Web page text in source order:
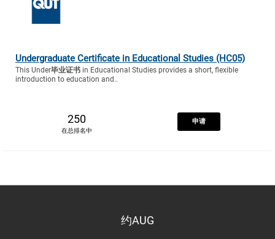
Undergraduate Certificate in Educational Studies (HC05)
This Under毕业证书 in Educational Studies provides a short, flexible
introduction to education and..
250
在总排名中
申请
约AUG